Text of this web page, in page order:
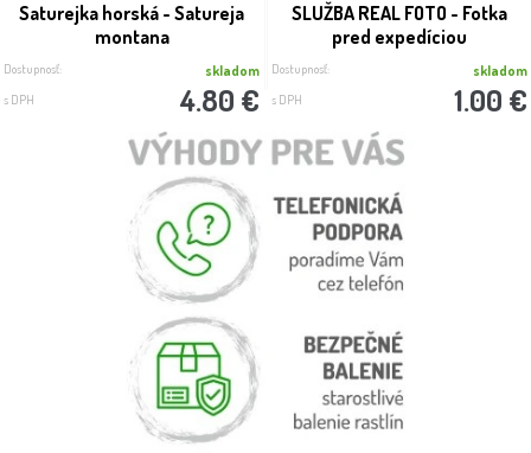
Saturejka horská - Satureja
montana
Dostupnosť: skladom
s DPH 4.80 €
SLUŽBA REAL FOTO - Fotka
pred expedíciou
Dostupnosť: skladom
s DPH 1.00 €